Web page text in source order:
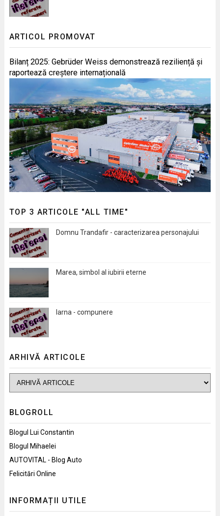
ARTICOL PROMOVAT
Bilanț 2025: Gebrüder Weiss demonstrează reziliență și
raportează creștere internațională
TOP 3 ARTICOLE "ALL TIME"
Domnu Trandafir - caracterizarea personajului
Marea, simbol al iubirii eterne
Iarna - compunere
ARHIVĂ ARTICOLE
BLOGROLL
Blogul Lui Constantin
Blogul Mihaelei
AUTOVITAL - Blog Auto
Felicitări Online
INFORMAȚII UTILE